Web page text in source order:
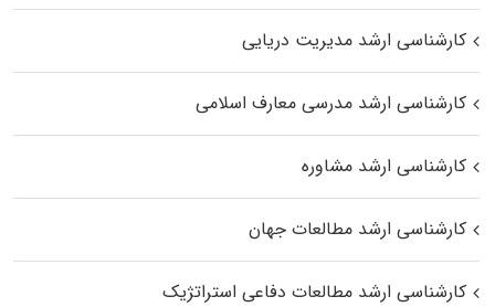
کارشناسی ارشد مدیریت دریایی
کارشناسی ارشد مدرسی معارف اسلامی
کارشناسی ارشد مشاوره
کارشناسی ارشد مطالعات جهان
کارشناسی ارشد مطالعات دفاعی استراتژیک